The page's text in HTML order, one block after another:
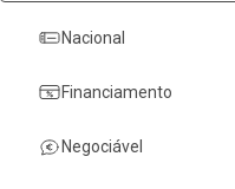
Nacional
Financiamento
Negociável